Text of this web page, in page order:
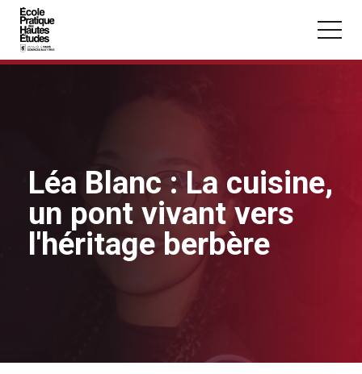
Vous recherchez peut-être :
Conférence Master Section
Léa Blanc : La cuisine,
un pont vivant vers
l'héritage berbère
Panneau de gestion des cookies